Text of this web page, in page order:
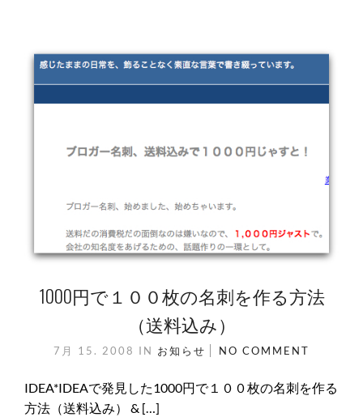
1000円で１００枚の名刺を作る方法
（送料込み）
7月 15. 2008 IN お知らせ NO COMMENT
IDEA*IDEAで発見した1000円で１００枚の名刺を作る
方法（送料込み） & […]